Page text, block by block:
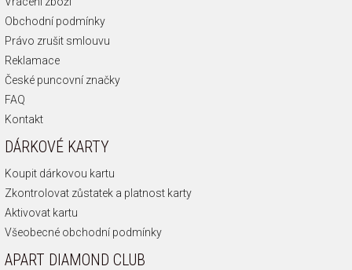
Obchodní podmínky
Právo zrušit smlouvu
Reklamace
České puncovní značky
FAQ
Kontakt
DÁRKOVÉ KARTY
Koupit dárkovou kartu
Zkontrolovat zůstatek a platnost karty
Aktivovat kartu
Všeobecné obchodní podmínky
APART DIAMOND CLUB